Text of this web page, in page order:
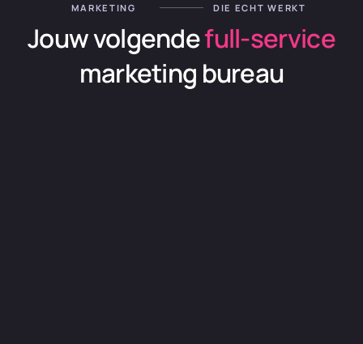
MARKETING DIE ECHT WERKT
Jouw volgendefull-service
marketing bureau